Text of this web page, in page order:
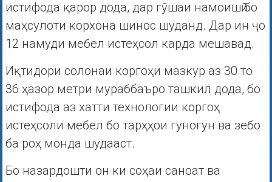
истифода қарор дода, дар гӯшаи намоишӣ бо
маҳсулоти корхона шинос шуданд. Дар ин ҷо
12 намуди мебел истеҳсол карда мешавад.
Иқтидори солонаи коргоҳи мазкур аз 30 то
36 ҳазор метри мураббаъро ташкил дода, бо
истифода аз хатти технологии коргоҳ
истеҳсоли мебел бо тарҳҳои гуногун ва зебо
ба роҳ монда шудааст.
Бо назардошти он ки соҳаи саноат ва